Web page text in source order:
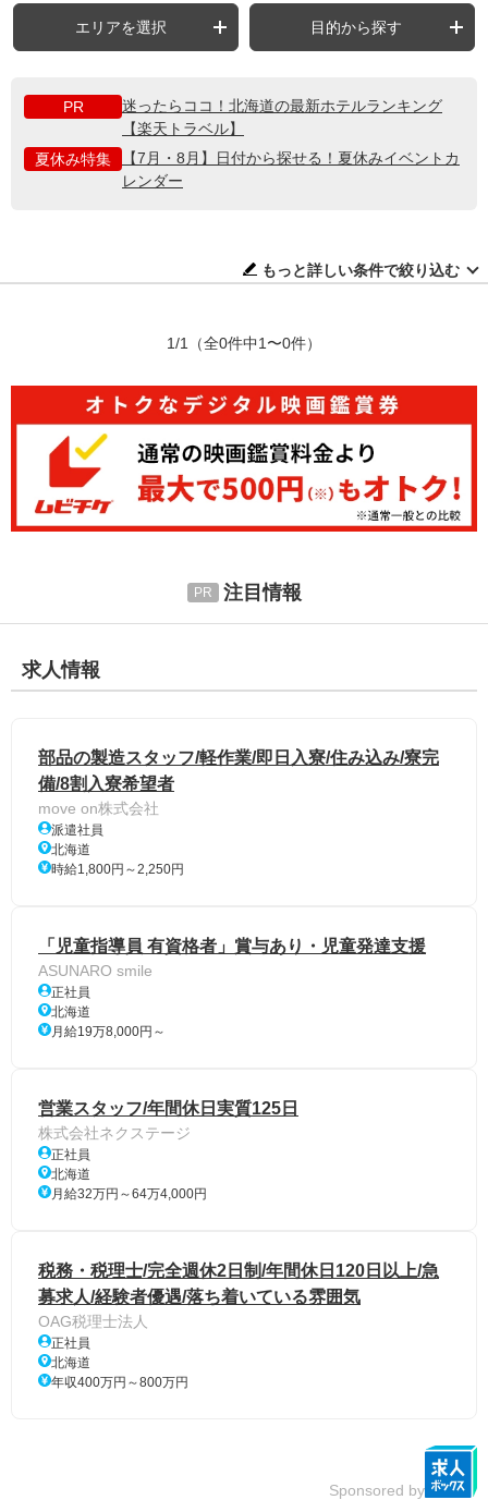
エリアを選択 目的から探す
PR
迷ったらココ！北海道の最新ホテルランキング
【楽天トラベル】
夏休み特集
【7月・8月】日付から探せる！夏休みイベントカ
レンダー
もっと詳しい条件で絞り込む
1/1 （全0件中1〜0件）
注目情報
求人情報
部品の製造スタッフ/軽作業/即日入寮/住み込み/寮完
備/8割入寮希望者
move on株式会社
派遣社員
北海道
時給1,800円～2,250円
「児童指導員 有資格者」賞与あり・児童発達支援
ASUNARO smile
正社員
北海道
月給19万8,000円～
営業スタッフ/年間休日実質125日
株式会社ネクステージ
正社員
北海道
月給32万円～64万4,000円
税務・税理士/完全週休2日制/年間休日120日以上/急
募求人/経験者優遇/落ち着いている雰囲気
OAG税理士法人
正社員
北海道
年収400万円～800万円
Sponsored by